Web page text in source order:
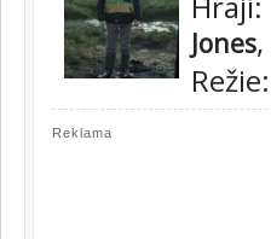
Jones,
Režie:
Reklama